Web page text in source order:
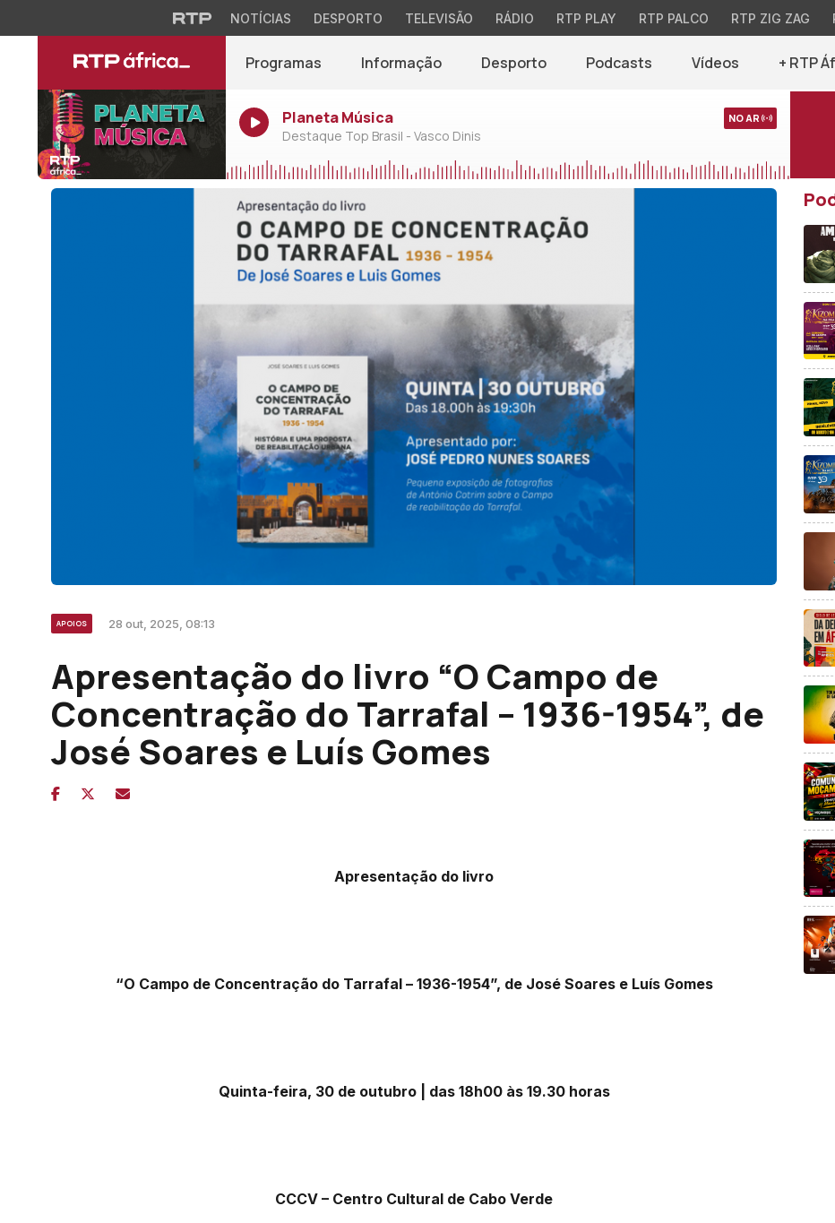
NOTÍCIAS DESPORTO TELEVISÃO RÁDIO RTP PLAY RTP PALCO RTP ZIG ZAG
Programas Informação Desporto Podcasts Vídeos + RTP
Planeta Música
Destaque Top Brasil - Vasco Dinis
NO AR
APOIOS 28 out, 2025, 08:13
Apresentação do livro “O Campo de
Concentração do Tarrafal – 1936-1954”, de
José Soares e Luís Gomes
Apresentação do livro
“O Campo de Concentração do Tarrafal – 1936-1954”, de José Soares e Luís Gomes
Quinta-feira, 30 de outubro | das 18h00 às 19.30 horas
CCCV – Centro Cultural de Cabo Verde